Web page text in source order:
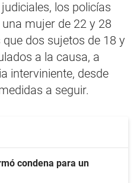
los policías
mujer de 22 y 28
dos sujetos de 18 y
a la causa, a
interviniente, desde
a seguir.
condena para un